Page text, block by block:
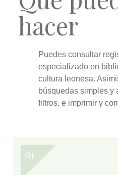
hacer
Puedesconsultar
especializado en
cultura leonesa.
búsquedas simples y
filtros, e imprimir y